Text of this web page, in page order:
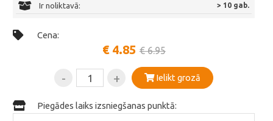
Ir noliktavā: > 10 gab.
Cena:
€ 4.85 € 6.95
- + Ielikt grozā
Piegādes laiks izsniegšanas punktā: